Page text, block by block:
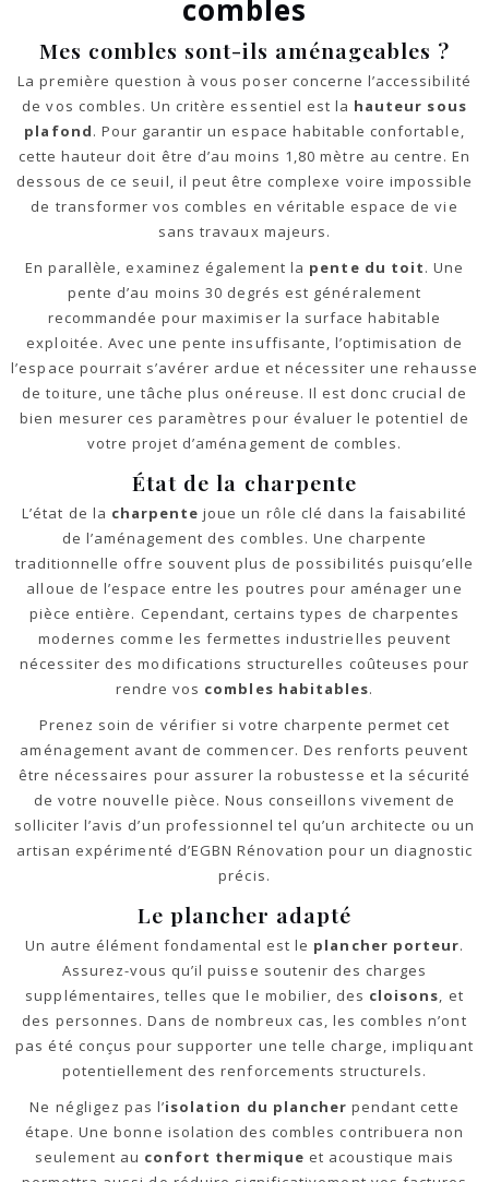
combles
Mes combles sont-ils aménageables ?
La première question à vous poser concerne l’accessibilité
de vos combles. Un critère essentiel est la hauteur sous
plafond. Pour garantir un espace habitable confortable,
cette hauteur doit être d’au moins 1,80 mètre au centre. En
dessous de ce seuil, il peut être complexe voire impossible
de transformer vos combles en véritable espace de vie
sans travaux majeurs.
En parallèle, examinez également la pente du toit. Une
pente d’au moins 30 degrés est généralement
recommandée pour maximiser la surface habitable
exploitée. Avec une pente insuffisante, l’optimisation de
l’espace pourrait s’avérer ardue et nécessiter une rehausse
de toiture, une tâche plus onéreuse. Il est donc crucial de
bien mesurer ces paramètres pour évaluer le potentiel de
votre projet d’aménagement de combles.
État de la charpente
L’état de la charpente joue un rôle clé dans la faisabilité
de l’aménagement des combles. Une charpente
traditionnelle offre souvent plus de possibilités puisqu’elle
alloue de l’espace entre les poutres pour aménager une
pièce entière. Cependant, certains types de charpentes
modernes comme les fermettes industrielles peuvent
nécessiter des modifications structurelles coûteuses pour
rendre vos combles habitables.
Prenez soin de vérifier si votre charpente permet cet
aménagement avant de commencer. Des renforts peuvent
être nécessaires pour assurer la robustesse et la sécurité
de votre nouvelle pièce. Nous conseillons vivement de
solliciter l’avis d’un professionnel tel qu’un architecte ou un
artisan expérimenté d’EGBN Rénovation pour un diagnostic
précis.
Le plancher adapté
Un autre élément fondamental est le plancher porteur.
Assurez-vous qu’il puisse soutenir des charges
supplémentaires, telles que le mobilier, des cloisons, et
des personnes. Dans de nombreux cas, les combles n’ont
pas été conçus pour supporter une telle charge, impliquant
potentiellement des renforcements structurels.
Ne négligez pas l’isolation du plancher pendant cette
étape. Une bonne isolation des combles contribuera non
seulement au confort thermique et acoustique mais